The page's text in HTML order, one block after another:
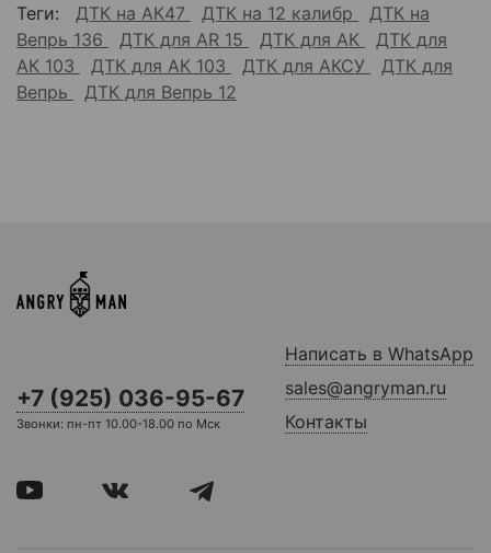
Теги: ДТК на АК47 ДТК на 12 калибр
ДТК на
Вепрь 136
ДТК для AR 15 ДТК для АК
ДТК для
АК 103
ДТК для АК 103 ДТК для АКСУ
ДТК для
Вепрь
ДТК для Вепрь 12
+7 (925) 036-95-67
Звонки: пн-пт 10.00-18.00 по Мск
Написать в WhatsApp
sales@angryman.ru
Контакты